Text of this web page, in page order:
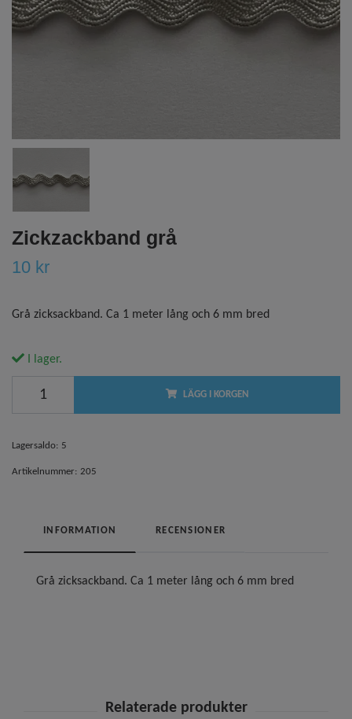
Zickzackband grå
10 kr
Grå zicksackband. Ca 1 meter lång och 6 mm bred
I lager.
LÄGG I KORGEN
Lagersaldo: 5
Artikelnummer: 205
INFORMATION RECENSIONER
Grå zicksackband. Ca 1 meter lång och 6 mm bred